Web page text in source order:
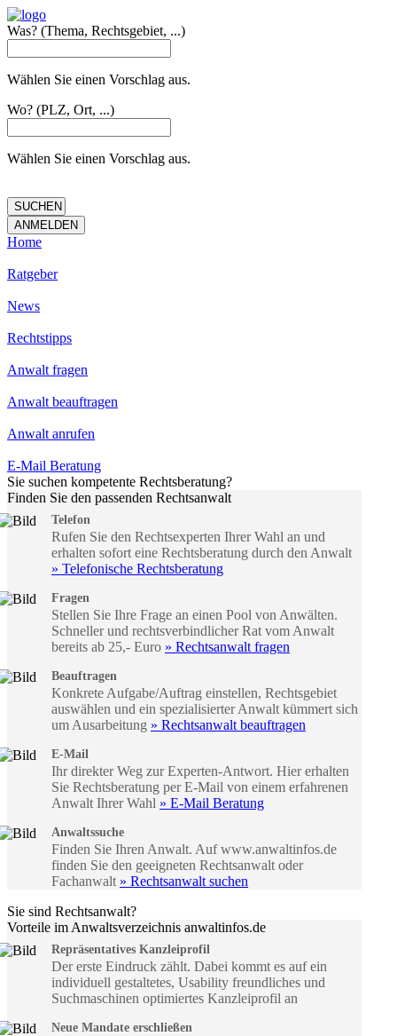
Was? (Thema, Rechtsgebiet, ...)
Wählen Sie einen Vorschlag aus.
Wo? (PLZ, Ort, ...)
Wählen Sie einen Vorschlag aus.
Home
Ratgeber
News
Rechtstipps
Anwalt fragen
Anwalt beauftragen
Anwalt anrufen
E-Mail Beratung
Sie suchen kompetente Rechtsberatung?
Finden Sie den passenden Rechtsanwalt
Telefon
Rufen Sie den Rechtsexperten Ihrer Wahl an und
erhalten sofort eine Rechtsberatung durch den Anwalt
» Telefonische Rechtsberatung
Fragen
Stellen Sie Ihre Frage an einen Pool von Anwälten.
Schneller und rechtsverbindlicher Rat vom Anwalt
bereits ab 25,- Euro » Rechtsanwalt fragen
Beauftragen
Konkrete Aufgabe/Auftrag einstellen, Rechtsgebiet
auswählen und ein spezialisierter Anwalt kümmert sich
um Ausarbeitung » Rechtsanwalt beauftragen
E-Mail
Ihr direkter Weg zur Experten-Antwort. Hier erhalten
Sie Rechtsberatung per E-Mail von einem erfahrenen
Anwalt Ihrer Wahl » E-Mail Beratung
Anwaltssuche
Finden Sie Ihren Anwalt. Auf www.anwaltinfos.de
finden Sie den geeigneten Rechtsanwalt oder
Fachanwalt » Rechtsanwalt suchen
Sie sind Rechtsanwalt?
Vorteile im Anwaltsverzeichnis anwaltinfos.de
Repräsentatives Kanzleiprofil
Der erste Eindruck zählt. Dabei kommt es auf ein
individuell gestaltetes, Usability freundliches und
Suchmaschinen optimiertes Kanzleiprofil an
Neue Mandate erschließen